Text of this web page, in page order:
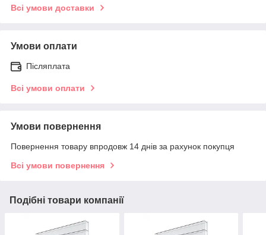
Всі умови доставки
Умови оплати
Післяплата
Всі умови оплати
Умови повернення
Повернення товару впродовж 14 днів за рахунок покупця
Всі умови повернення
Подібні товари компанії